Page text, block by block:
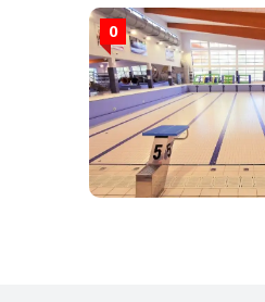
0